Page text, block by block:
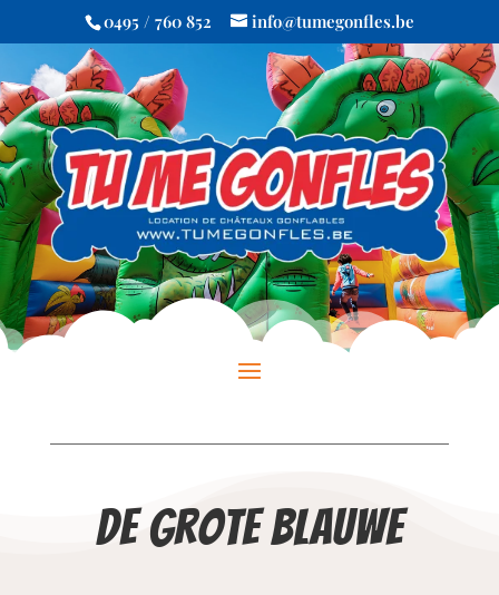
0495 / 760 852 info@tumegonfles.be
De grote blauwe